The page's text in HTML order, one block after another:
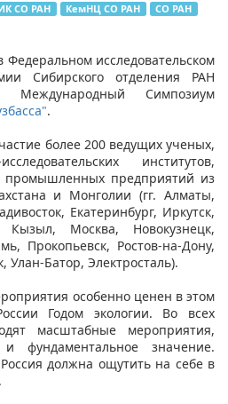
СО РАН КемНЦ СО РАН
СО РАН
Федеральном исследовательском
Сибирского отделения РАН
Симпозиум
.
более 200 ведущих ученых,
институтов,
промышленных предприятий из
и Монголии (гг. Алматы,
Екатеринбург, Иркутск,
Кызыл, Москва, Новокузнецк,
Прокопьевск, Ростов-на-Дону,
Улан-Батор, Электросталь).
особенно ценен в этом
Годом экологии. Во всех
масштабные мероприятия,
фундаментальное значение.
должна ощутить на себе в